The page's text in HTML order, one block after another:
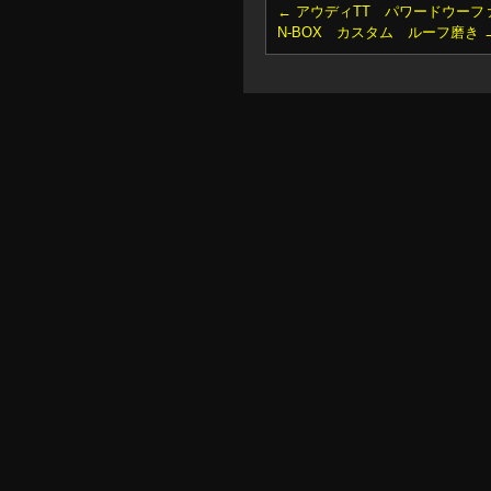
← アウディTT パワードウーフ
N-BOX カスタム ルーフ磨き